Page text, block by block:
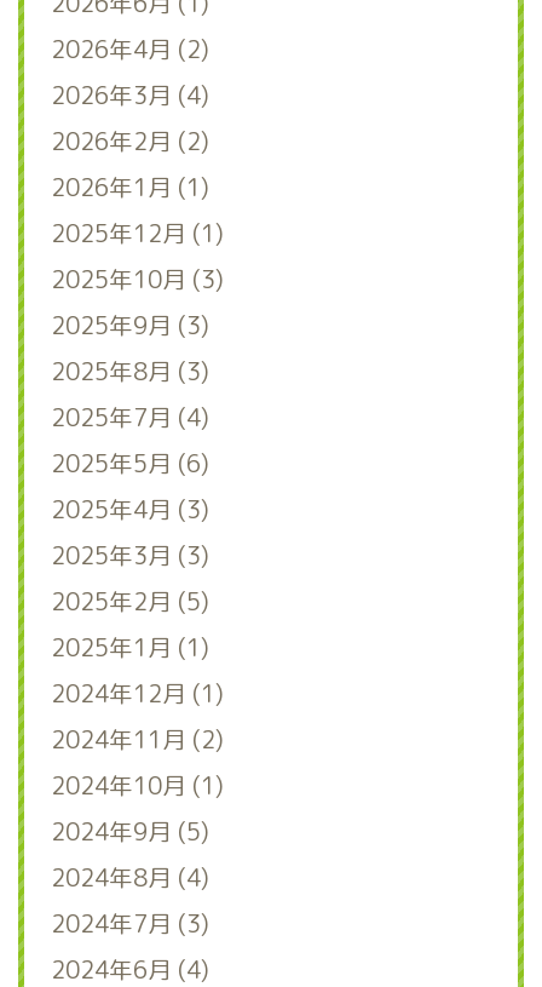
2026年4月 (2)
2026年3月 (4)
2026年2月 (2)
2026年1月 (1)
2025年12月 (1)
2025年10月 (3)
2025年9月 (3)
2025年8月 (3)
2025年7月 (4)
2025年5月 (6)
2025年4月 (3)
2025年3月 (3)
2025年2月 (5)
2025年1月 (1)
2024年12月 (1)
2024年11月 (2)
2024年10月 (1)
2024年9月 (5)
2024年8月 (4)
2024年7月 (3)
2024年6月 (4)